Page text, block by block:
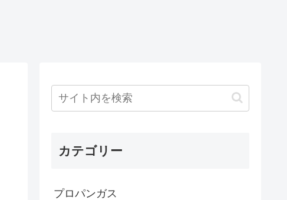
カテゴリー
プロパンガス